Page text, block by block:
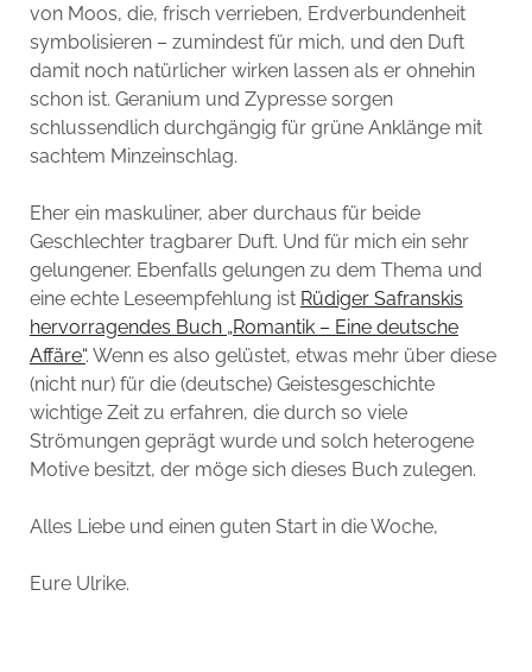
von Moos, die, frisch verrieben, Erdverbundenheit
symbolisieren – zumindest für mich, und den Duft
damit noch natürlicher wirken lassen als er ohnehin
schon ist. Geranium und Zypresse sorgen
schlussendlich durchgängig für grüne Anklänge mit
sachtem Minzeinschlag.
Eher ein maskuliner, aber durchaus für beide
Geschlechter tragbarer Duft. Und für mich ein sehr
gelungener. Ebenfalls gelungen zu dem Thema und
eine echte Leseempfehlung ist Rüdiger Safranskis
hervorragendes Buch „Romantik – Eine deutsche
Affäre“. Wenn es also gelüstet, etwas mehr über diese
(nicht nur) für die (deutsche) Geistesgeschichte
wichtige Zeit zu erfahren, die durch so viele
Strömungen geprägt wurde und solch heterogene
Motive besitzt, der möge sich dieses Buch zulegen.
Alles Liebe und einen guten Start in die Woche,
Eure Ulrike.